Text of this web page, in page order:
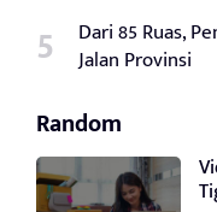
Dari 85 Ruas,
Jalan Provinsi
Random